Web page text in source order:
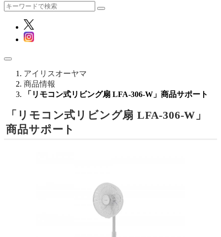
アイリスオーヤマ
商品情報
「リモコン式リビング扇 LFA-306-W」商品サポート
「リモコン式リビング扇 LFA-306-W」
商品サポート